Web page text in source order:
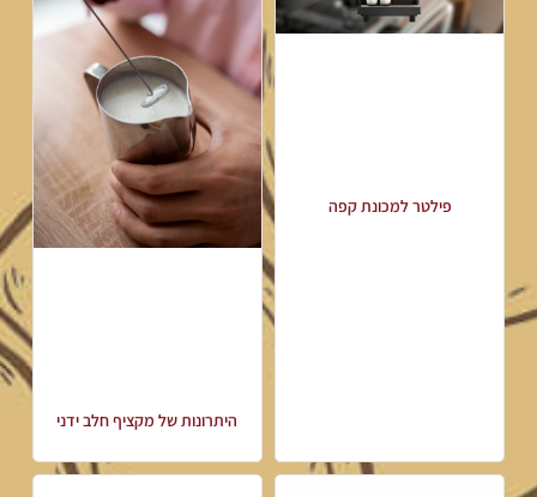
פילטר למכונת קפה
היתרונות של מקציף חלב ידני